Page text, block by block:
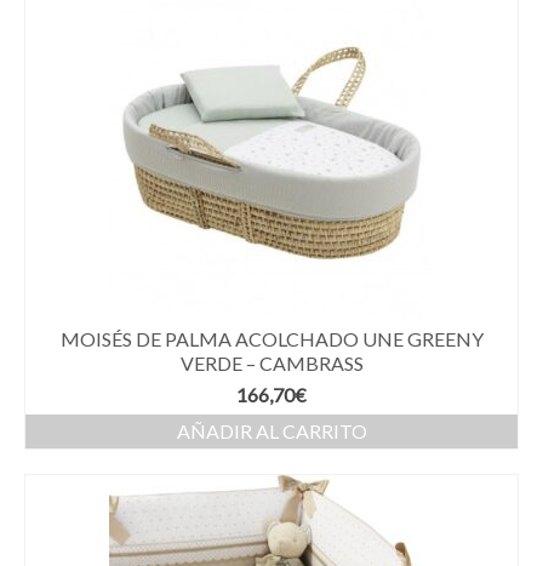
MOISÉS DE PALMA ACOLCHADO UNE GREENY
VERDE – CAMBRASS
166,70€
AÑADIR AL CARRITO